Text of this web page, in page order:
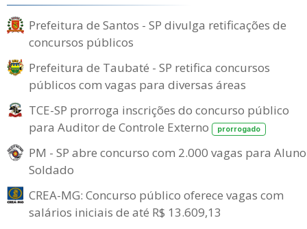
Prefeitura de Santos - SP divulga retificações de
concursos públicos
Prefeitura de Taubaté - SP retifica concursos
públicos com vagas para diversas áreas
TCE-SP prorroga inscrições do concurso público
para Auditor de Controle Externo
prorrogado
PM - SP abre concurso com 2.000 vagas para
Soldado
CREA-MG: Concurso público oferece vagas com
salários iniciais de até R$ 13.609,13